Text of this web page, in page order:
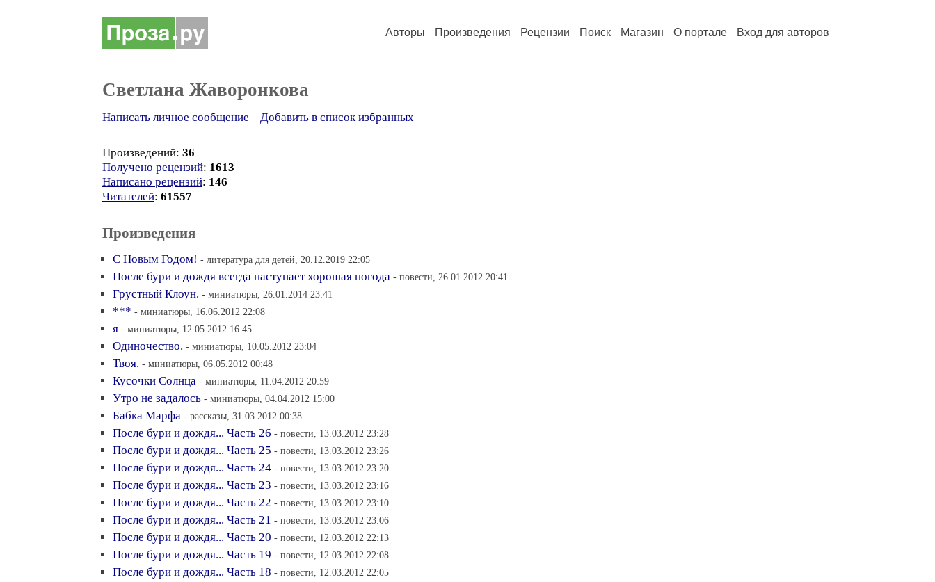
Авторы Произведения Рецензии Поиск Магазин О портале Вход для авторов
Светлана Жаворонкова
Написать личное сообщение Добавить в список избранных
Произведений: 36
Получено рецензий: 1613
Написано рецензий: 146
Читателей: 61557
Произведения
С Новым Годом! - литература для детей, 20.12.2019 22:05
После бури и дождя всегда наступает хорошая погода - повести, 26.01.2012 20:41
Грустный Клоун. - миниатюры, 26.01.2014 23:41
*** - миниатюры, 16.06.2012 22:08
я - миниатюры, 12.05.2012 16:45
Одиночество. - миниатюры, 10.05.2012 23:04
Твоя. - миниатюры, 06.05.2012 00:48
Кусочки Солнца - миниатюры, 11.04.2012 20:59
Утро не задалось - миниатюры, 04.04.2012 15:00
Бабка Марфа - рассказы, 31.03.2012 00:38
После бури и дождя... Часть 26 - повести, 13.03.2012 23:28
После бури и дождя... Часть 25 - повести, 13.03.2012 23:26
После бури и дождя... Часть 24 - повести, 13.03.2012 23:20
После бури и дождя... Часть 23 - повести, 13.03.2012 23:16
После бури и дождя... Часть 22 - повести, 13.03.2012 23:10
После бури и дождя... Часть 21 - повести, 13.03.2012 23:06
После бури и дождя... Часть 20 - повести, 12.03.2012 22:13
После бури и дождя... Часть 19 - повести, 12.03.2012 22:08
После бури и дождя... Часть 18 - повести, 12.03.2012 22:05